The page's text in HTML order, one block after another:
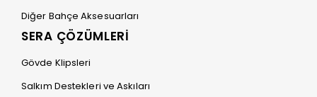
Diğer Bahçe Aksesuarları
SERA ÇÖZÜMLERİ
Gövde Klipsleri
Salkım Destekleri ve Askıları